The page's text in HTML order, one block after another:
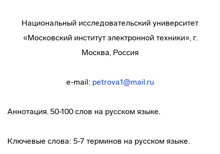
Национальный исследовательский университет
«Московский институт электронной техники», г.
Москва, Россия
e-mail: petrova1@mail.ru
Аннотация. 50-100 слов на русском языке.
Ключевые слова: 5-7 терминов на русском языке.